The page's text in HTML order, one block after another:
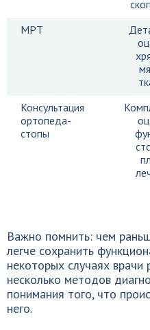
МРТ
Консультация
ортопеда-
стопы
Важно помнить: чем
легче сохранить
некоторых случаях
несколько методов
понимания того, что
него.